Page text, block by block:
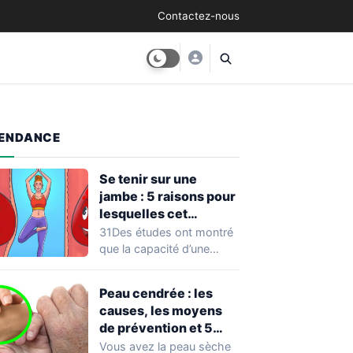
Contactez-nous
Se tenir sur une
jambe : 5 raisons pour
lesquelles cet
exercice équivaut à
une véritable séance
31Des études ont montré
que la capacité d’une
Peau cendrée : les
causes, les moyens
de prévention et 5
façons de la traiter
Vous avez la peau sèche